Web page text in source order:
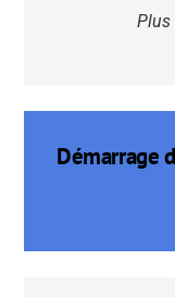
Plus
Démarrage